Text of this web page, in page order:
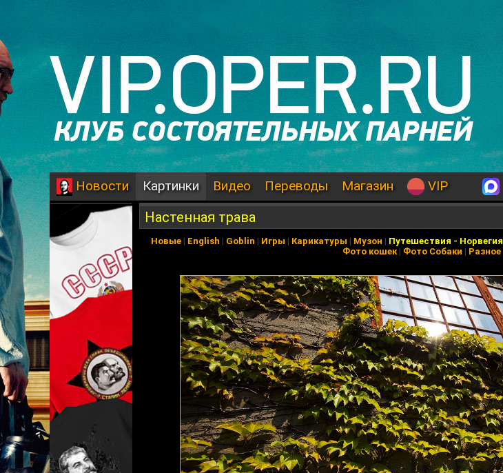
Новости Картинки Видео Переводы Магазин VIP
Настенная трава
Новые | English | Goblin | Игры | Карикатуры | Музон | Путешествия - Норвегия
Фото кошек| Фото Собаки | Разное